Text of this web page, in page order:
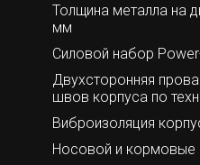
Толщина металла на
мм
Силовой набор
Двухсторонняя
швов корпуса по
Виброизоляция
Носовой и